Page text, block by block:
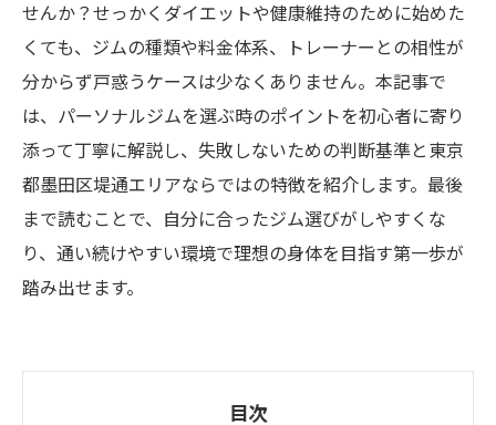
せんか？せっかくダイエットや健康維持のために始めた
くても、ジムの種類や料金体系、トレーナーとの相性が
分からず戸惑うケースは少なくありません。本記事で
は、パーソナルジムを選ぶ時のポイントを初心者に寄り
添って丁寧に解説し、失敗しないための判断基準と東京
都墨田区堤通エリアならではの特徴を紹介します。最後
まで読むことで、自分に合ったジム選びがしやすくな
り、通い続けやすい環境で理想の身体を目指す第一歩が
踏み出せます。
目次